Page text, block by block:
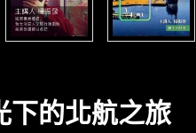
下的北航之旅